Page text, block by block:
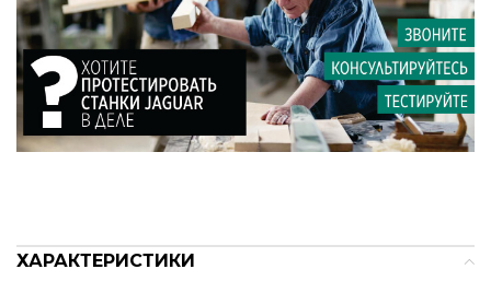
ХАРАКТЕРИСТИКИ